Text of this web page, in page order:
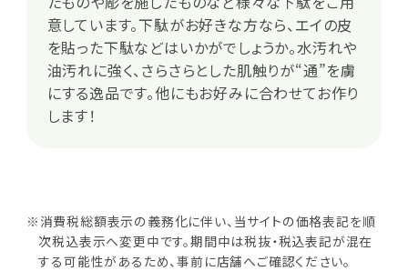
意しています。下駄がお好きな方なら、エイの皮
を貼った下駄などはいかがでしょうか。水汚れや
油汚れに強く、さらさらとした肌触りが“通”を虜
にする逸品です。他にもお好みに合わせてお作り
します！
※消費税総額表示の義務化に伴い、当サイトの価格表記を順
次税込表示へ変更中です。期間中は税抜・税込表記が混在
する可能性があるため、事前に店舗へご確認ください。